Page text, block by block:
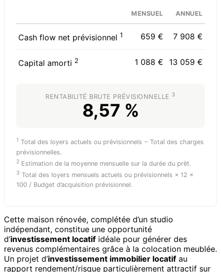
MENSUEL ANNUEL
Cash flow net prévisionnel 1 659 € 7 908 €
Capital amorti 2 1 088 € 13 059 €
RENTABILITÉ BRUTE PRÉVISIONNELLE 3
8,57 %
1 Total des loyers actuels ou prévisionnels − Total des charges
prévisionnelles.
2 Estimation de la moyenne mensuelle sur la durée du prêt.
3 Total des loyers mensuels actuels ou prévisionnels × 12 ×
100 / Budget d’acquisition prévisionnel.
Cette maison rénovée, complétée d’un studio
indépendant, constitue une opportunité
d’investissement locatif idéale pour générer des
revenus complémentaires grâce à la colocation meublée.
Un projet d’investissement immobilier locatif au
rapport rendement/risque particulièrement attractif sur